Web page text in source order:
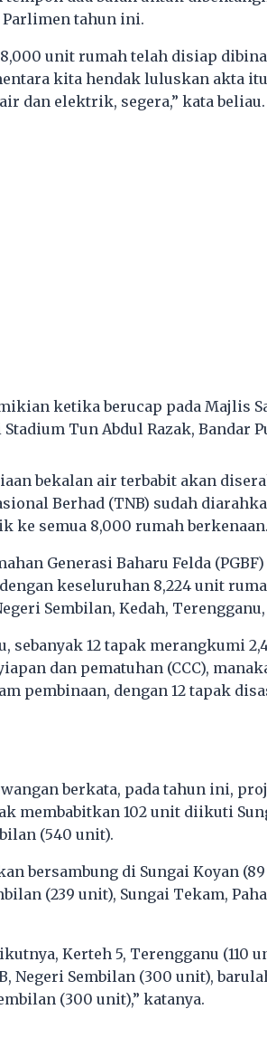
Parlimen tahun ini.
unit rumah telah disiap
kita hendak luluskan akta
dan elektrik, segera,” kata beliau.
ketika berucap pada Majlis
Tun Abdul Razak, Bandar
bekalan air terbabit akan
Berhad (TNB) sudah
ke semua 8,000 rumah berkenaan.
Generasi Baharu Felda
keseluruhan 8,224 unit
Sembilan, Kedah,
sebanyak 12 tapak merangkumi
dan pematuhan (CCC),
pembinaan, dengan 12 tapak
berkata, pada tahun ini,
membabitkan 102 unit diikuti
(540 unit).
bersambung di Sungai Koyan
(239 unit), Sungai Tekam,
Kerteh 5, Terengganu (110
Negeri Sembilan (300 unit),
(300 unit),” katanya.